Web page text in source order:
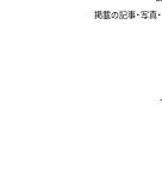
掲載の記事・写真